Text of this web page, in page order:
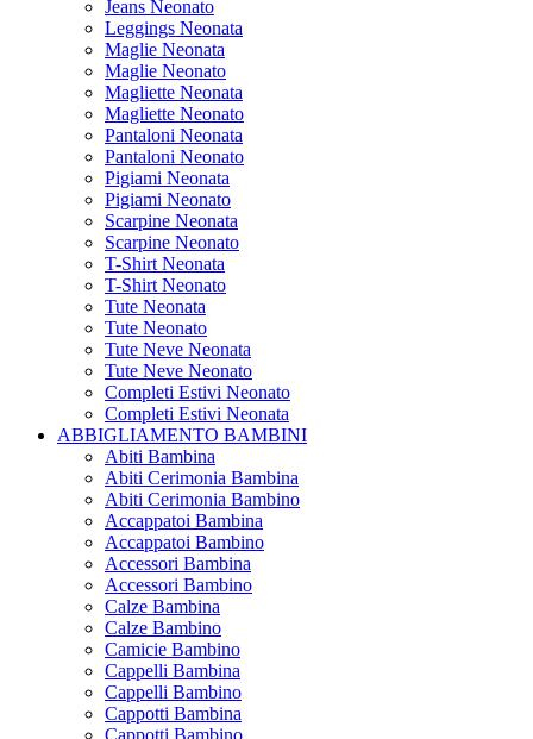
Jeans Neonato
Leggings Neonata
Maglie Neonata
Maglie Neonato
Magliette Neonata
Magliette Neonato
Pantaloni Neonata
Pantaloni Neonato
Pigiami Neonata
Pigiami Neonato
Scarpine Neonata
Scarpine Neonato
T-Shirt Neonata
T-Shirt Neonato
Tute Neonata
Tute Neonato
Tute Neve Neonata
Tute Neve Neonato
Completi Estivi Neonato
Completi Estivi Neonata
ABBIGLIAMENTO BAMBINI
Abiti Bambina
Abiti Cerimonia Bambina
Abiti Cerimonia Bambino
Accappatoi Bambina
Accappatoi Bambino
Accessori Bambina
Accessori Bambino
Calze Bambina
Calze Bambino
Camicie Bambino
Cappelli Bambina
Cappelli Bambino
Cappotti Bambina
Cappotti Bambino